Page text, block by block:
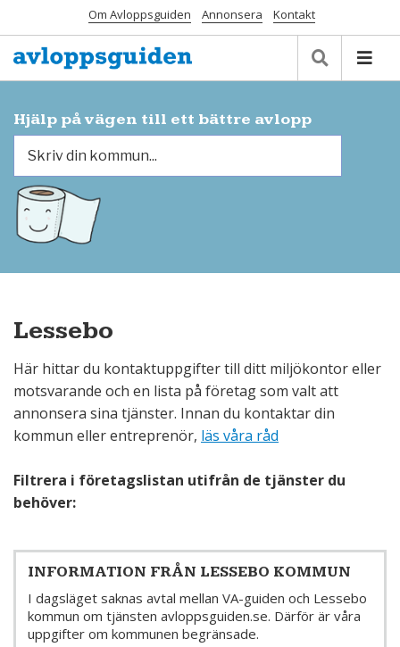
Om Avloppsguiden Annonsera Kontakt
Hjälp på vägen till ett bättre avlopp
Lessebo
Här hittar du kontaktuppgifter till ditt miljökontor eller
motsvarande och en lista på företag som valt att
annonsera sina tjänster. Innan du kontaktar din
kommun eller entreprenör, läs våra råd
Filtrera i företagslistan utifrån de tjänster du
behöver:
INFORMATION FRÅN LESSEBO KOMMUN
I dagsläget saknas avtal mellan VA-guiden och Lessebo
kommun om tjänsten avloppsguiden.se. Därför är våra
uppgifter om kommunen begränsade.